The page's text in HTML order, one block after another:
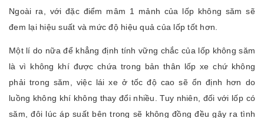
Ngoài ra, với đặc điểm mâm 1 mảnh của lốp không săm sẽ
đem lại hiệu suất và mức độ hiệu quả của lốp tốt hơn.
Một lí do nữa để khẳng định tính vững chắc của lốp không săm
là vì không khí được chứa trong bản thân lốp xe chứ không
phải trong săm, việc lái xe ở tốc độ cao sẽ ổn định hơn do
luồng không khí không thay đổi nhiều. Tuy nhiên, đối với lốp có
săm, đôi lúc áp suất bên trong sẽ không đồng đều gây ra tình